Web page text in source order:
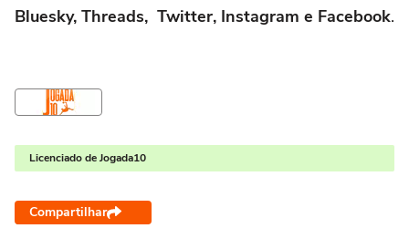
Bluesky, Threads, Twitter, Instagram e Facebook.
Licenciado de Jogada10
Compartilhar